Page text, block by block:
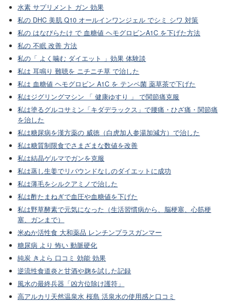
水素 サプリメント ガン 効果
私の DHC 美肌 Q10 オールインワンジェル でシミ シワ 対策
私の はなびらたけ で 血糖値 ヘモグロビンA1C を下げた方法
私の 不眠 改善 方法
私の「 よく噛む ダイエット 」効果 体験談
私は 耳鳴り 難聴を ニチニチ草 で治した
私は 血糖値 ヘモグロビン A1C を テンペ菌 薬草茶で下げた
私はジグリングマシン 「 健康ゆすり 」 で関節痛克服
私は塗るグルコサミン「キダデラックス」で腰痛・ひざ痛・関節痛
を治した
私は糖尿病を漢方薬の 威徳（白虎加人参湯加減方）で治した
私は糖質制限食でさまざまな数値を改善
私は結晶ゲルマでガンを克服
私は蒸し生姜でリバウンドなしのダイエットに成功
私は薄毛をシルクアミノで治した
私は酢たまねぎで血圧や血糖値を下げた
私は野草酵素で元気になった（生活習慣病から、脳梗塞、心筋梗
塞、ガンまで）
米ぬか活性食 大和薬品 レンチンプラスガンマー
糖尿病 より 怖い 動脈硬化
純炭 きよら 口コミ 効能 効果
逆流性食道炎と甘酒や麹を試した記録
風水の最終兵器「凶方位除け護符」
高アルカリ天然温泉水 桜島 活泉水の使用感と口コミ